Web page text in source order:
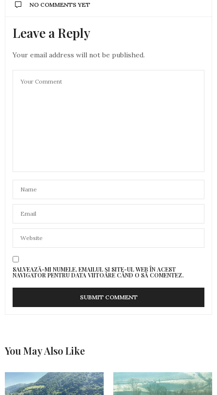
NO COMMENTS YET
Leave a Reply
Your email address will not be published.
SALVEAZĂ-MI NUMELE, EMAILUL ȘI SITE-UL WEB ÎN ACEST
NAVIGATOR PENTRU DATA VIITOARE CÂND O SĂ COMENTEZ.
You May Also Like